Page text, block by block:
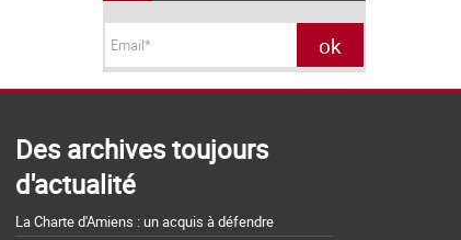
Des archives toujours
d'actualité
La Charte d'Amiens : un acquis à défendre